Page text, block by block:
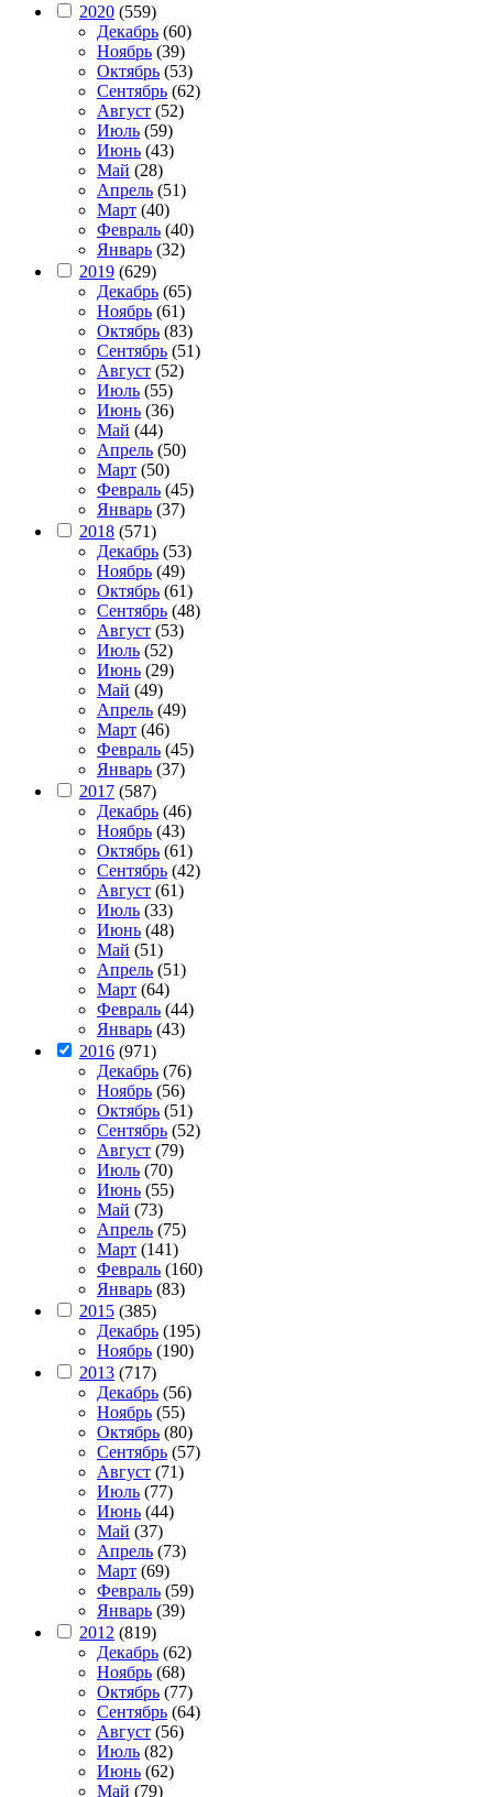
2020 (559)
Декабрь (60)
Ноябрь (39)
Октябрь (53)
Сентябрь (62)
Август (52)
Июль (59)
Июнь (43)
Май (28)
Апрель (51)
Март (40)
Февраль (40)
Январь (32)
2019 (629)
Декабрь (65)
Ноябрь (61)
Октябрь (83)
Сентябрь (51)
Август (52)
Июль (55)
Июнь (36)
Май (44)
Апрель (50)
Март (50)
Февраль (45)
Январь (37)
2018 (571)
Декабрь (53)
Ноябрь (49)
Октябрь (61)
Сентябрь (48)
Август (53)
Июль (52)
Июнь (29)
Май (49)
Апрель (49)
Март (46)
Февраль (45)
Январь (37)
2017 (587)
Декабрь (46)
Ноябрь (43)
Октябрь (61)
Сентябрь (42)
Август (61)
Июль (33)
Июнь (48)
Май (51)
Апрель (51)
Март (64)
Февраль (44)
Январь (43)
2016 (971)
Декабрь (76)
Ноябрь (56)
Октябрь (51)
Сентябрь (52)
Август (79)
Июль (70)
Июнь (55)
Май (73)
Апрель (75)
Март (141)
Февраль (160)
Январь (83)
2015 (385)
Декабрь (195)
Ноябрь (190)
2013 (717)
Декабрь (56)
Ноябрь (55)
Октябрь (80)
Сентябрь (57)
Август (71)
Июль (77)
Июнь (44)
Май (37)
Апрель (73)
Март (69)
Февраль (59)
Январь (39)
2012 (819)
Декабрь (62)
Ноябрь (68)
Октябрь (77)
Сентябрь (64)
Август (56)
Июль (82)
Июнь (62)
Май (79)